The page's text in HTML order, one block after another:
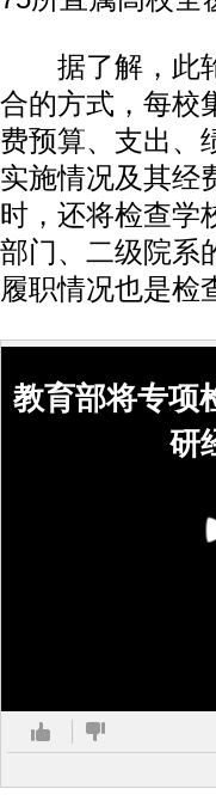
据了解，此轮
合的方式，每校
费预算、支出、
实施情况及其经
时，还将检查学
部门、二级院系
履职情况也是检
教育部将专项
研